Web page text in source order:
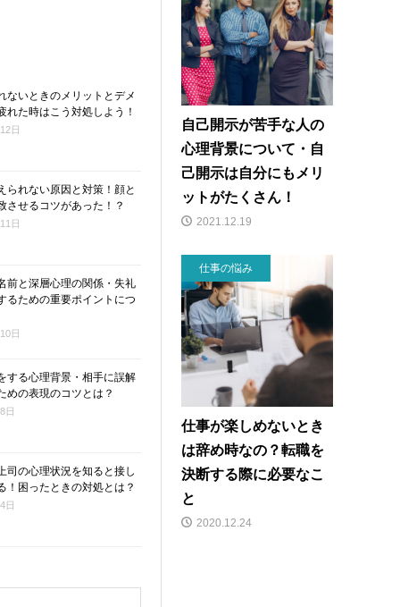
自己開示が苦手な人の
心理背景について・自
己開示は自分にもメリ
ットがたくさん！
2021.12.19
仕事の悩み
仕事が楽しめないとき
は辞め時なの？転職を
決断する際に必要なこ
と
2020.12.24
ないときのメリットとデメ
れた時はこう対処しよう！
日
られない原因と対策！顔と
させるコツがあった！？
日
前と深層心理の関係・失礼
るための重要ポイントにつ
日
する心理背景・相手に誤解
めの表現のコツとは？
日
司の心理状況を知ると接し
！困ったときの対処とは？
日